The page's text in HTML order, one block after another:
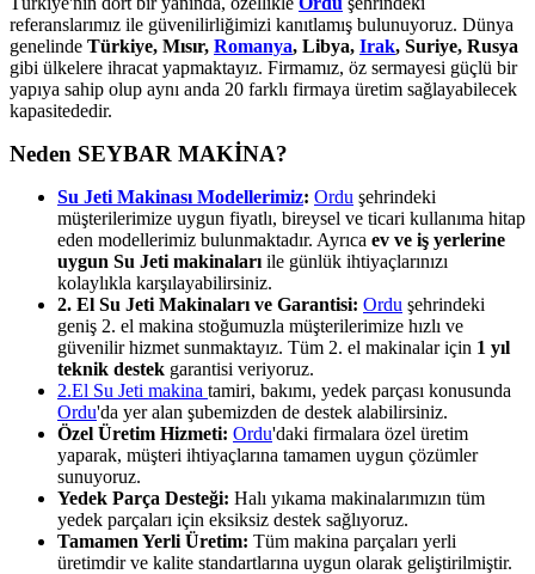
referanslarımız ile güvenilirliğimizi kanıtlamış bulunuyoruz. Dünya
genelinde Türkiye, Mısır, Romanya, Libya, Irak, Suriye, Rusya
gibi ülkelere ihracat yapmaktayız. Firmamız, öz sermayesi güçlü bir
yapıya sahip olup aynı anda 20 farklı firmaya üretim sağlayabilecek
kapasitededir.
Neden SEYBAR MAKİNA?
Su Jeti Makinası Modellerimiz: Ordu şehrindeki
müşterilerimize uygun fiyatlı, bireysel ve ticari kullanıma hitap
eden modellerimiz bulunmaktadır. Ayrıca ev ve iş yerlerine
uygun Su Jeti makinaları ile günlük ihtiyaçlarınızı
kolaylıkla karşılayabilirsiniz.
2. El Su Jeti Makinaları ve Garantisi: Ordu şehrindeki
geniş 2. el makina stoğumuzla müşterilerimize hızlı ve
güvenilir hizmet sunmaktayız. Tüm 2. el makinalar için 1 yıl
teknik destek garantisi veriyoruz.
2.El Su Jeti makina tamiri, bakımı, yedek parçası konusunda
Ordu'da yer alan şubemizden de destek alabilirsiniz.
Özel Üretim Hizmeti: Ordu'daki firmalara özel üretim
yaparak, müşteri ihtiyaçlarına tamamen uygun çözümler
sunuyoruz.
Yedek Parça Desteği: Halı yıkama makinalarımızın tüm
yedek parçaları için eksiksiz destek sağlıyoruz.
Tamamen Yerli Üretim: Tüm makina parçaları yerli
üretimdir ve kalite standartlarına uygun olarak geliştirilmiştir.